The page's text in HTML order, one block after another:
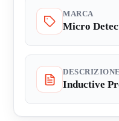
MARCA
Micro
DESCRIZIONE
Inductive